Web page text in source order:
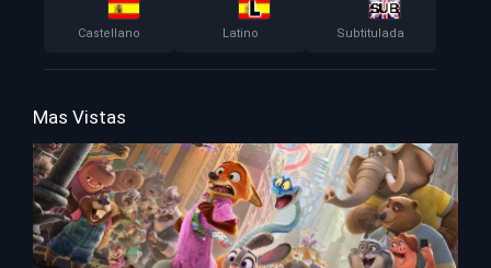
Castellano Latino Subtitulada
Mas Vistas